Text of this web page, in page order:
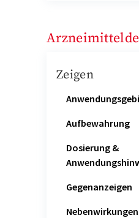
Zeigen
Aufbewahrung
Dosierung &
Gegenanzeigen
Nebenwirkungen